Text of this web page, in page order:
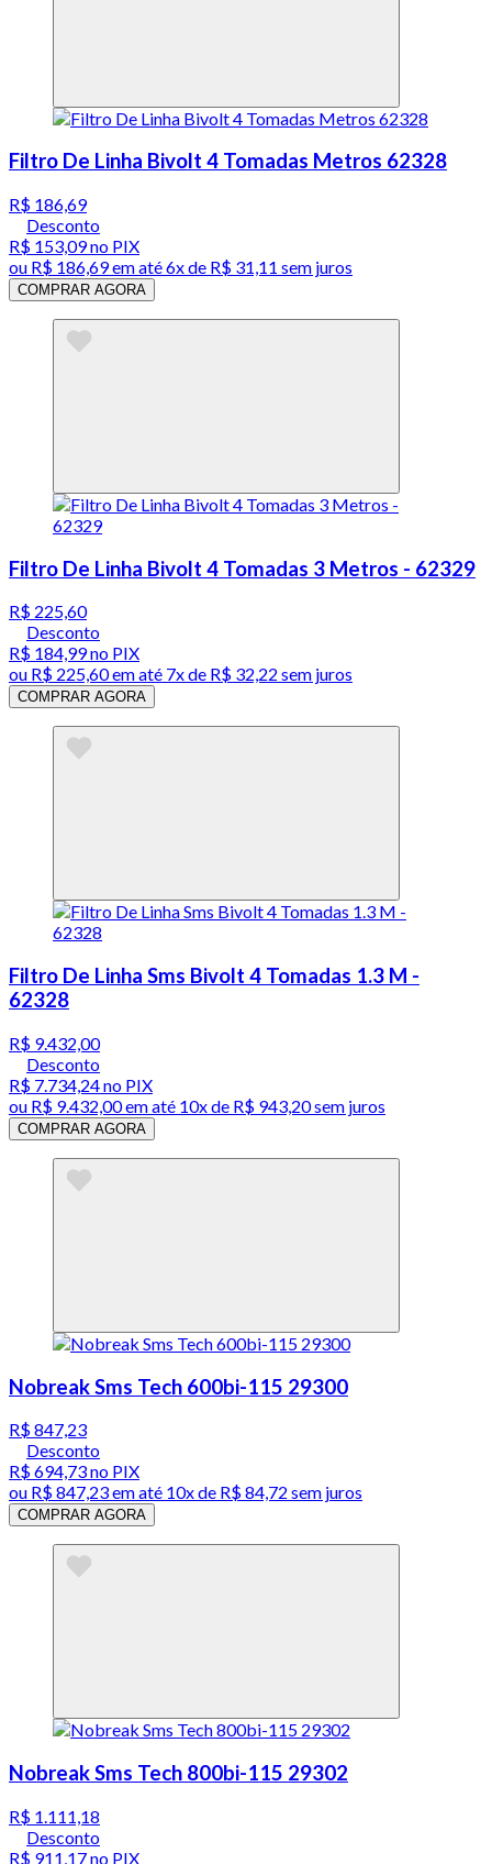
Filtro De Linha Bivolt 4 Tomadas Metros 62328
R$ 186,69
Desconto
R$ 153,09no PIX
ou R$ 186,69em até6x de R$ 31,11 sem juros
COMPRAR AGORA
Filtro De Linha Bivolt 4 Tomadas 3 Metros - 62329
R$ 225,60
Desconto
R$ 184,99no PIX
ou R$ 225,60em até 7x de R$ 32,22 sem juros
COMPRAR AGORA
Filtro De Linha Sms Bivolt 4 Tomadas 1.3 M -
62328
R$ 9.432,00
Desconto
R$ 7.734,24no PIX
ou R$ 9.432,00em até 10x de R$ 943,20 sem juros
COMPRAR AGORA
Nobreak Sms Tech 600bi-115 29300
R$ 847,23
Desconto
R$ 694,73no PIX
ou R$ 847,23em até 10x de R$ 84,72 sem juros
COMPRAR AGORA
Nobreak Sms Tech 800bi-115 29302
R$ 1.111,18
Desconto
R$ 911,17no PIX